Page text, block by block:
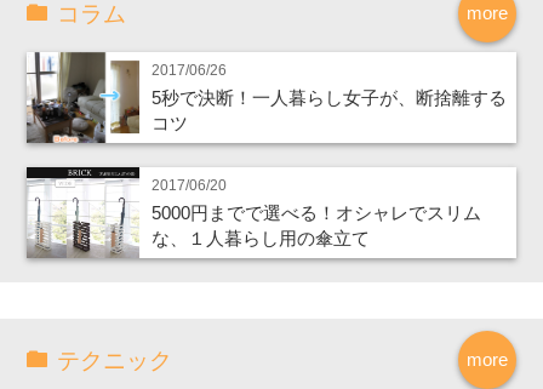
more
コラム
2017/06/26
5秒で決断！一人暮らし女子が、断捨離する
コツ
2017/06/20
5000円までで選べる！オシャレでスリム
な、１人暮らし用の傘立て
more
テクニック